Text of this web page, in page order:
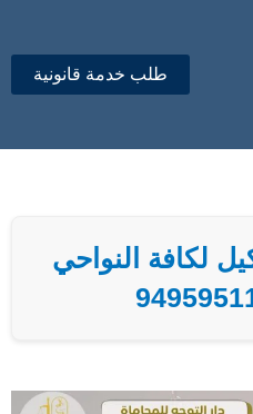
طلب خدمة قانونية
لكافة النواحي